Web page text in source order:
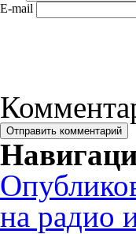
E-mail
на радио